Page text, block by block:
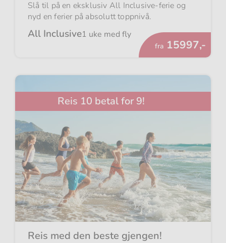
Slå til på en eksklusiv All Inclusive-ferie og
nyd en ferier på absolutt toppnivå.
All Inclusive1 uke med fly
fra Fra
15997,-
Reis 10 betal for 9!
Reis med den beste gjengen!